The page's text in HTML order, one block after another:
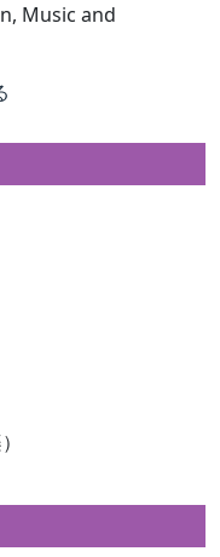
Music and